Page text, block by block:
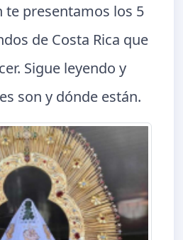
te presentamos los 5
de Costa Rica que
Sigue leyendo y
son y dónde están.